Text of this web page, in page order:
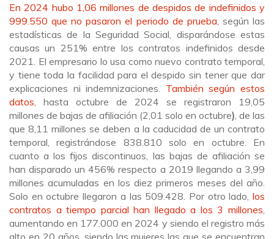
En 2024 hubo 1,06 millones de despidos de indefinidos y
999.550 que no pasaron el periodo de prueba , según las
estadísticas de la Seguridad Social, disparándose estas
causas un 251% entre los contratos indefinidos desde
2021. El empresario lo usa como nuevo contrato temporal,
y tiene toda la facilidad para el despido sin tener que dar
explicaciones ni indemnizaciones. También según estos
datos , hasta octubre de 2024 se registraron 19,05
millones de bajas de afiliación (2,01 solo en octubre) , de las
que 8,11 millones se deben a la caducidad de un contrato
temporal, registrándose 838.810 solo en octubre. En
cuanto a los fijos discontinuos, las bajas de afiliación se
han disparado un 456% respecto a 2019 llegando a 3,99
millones acumuladas en los diez primeros meses del año.
Solo en octubre llegaron a las 509.428. Por otro lado, los
contratos a tiempo parcial han llegado a los 3 millones
aumentando en 177.000 en 2024 y siendo el registro más
alto en 20 años, siendo las mujeres las que se encuentran